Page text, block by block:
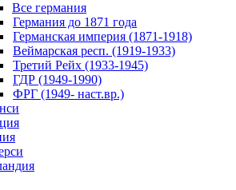
Все германия
Германия до 1871 года
Германская империя (1871-1918)
Веймарская респ. (1919-1933)
Третий Рейх (1933-1945)
ГДР (1949-1990)
ФРГ (1949- наст.вр.)